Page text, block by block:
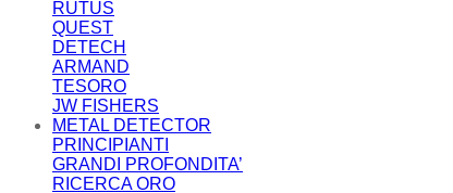
RUTUS
QUEST
DETECH
ARMAND
TESORO
JW FISHERS
METAL DETECTOR
PRINCIPIANTI
GRANDI PROFONDITA’
RICERCA ORO